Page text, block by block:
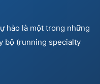
hào là một trong những
bộ (running specialty